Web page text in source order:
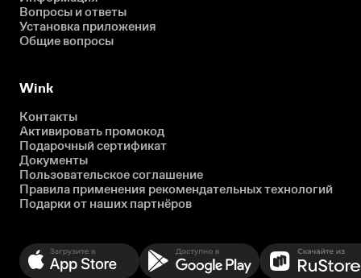
Вопросы и ответы
Установка приложения
Общие вопросы
Wink
Контакты
Активировать промокод
Подарочный сертификат
Документы
Пользовательское соглашение
Правила применения рекомендательных технологий
Подарки от наших партнёров